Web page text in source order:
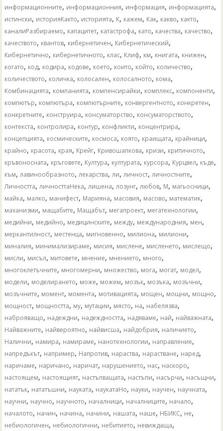
информационните, информационния, информация, информацията,
истински, историяКакто, историята, К, кажем, Как, какво, както,
каналиРазбираемо, капацитет, катастрофа, като, качества, качество,
качеството, квантов, кибернетичен, Кибернетический,
Кибернетично, кибернетичното, клас, Клиф, км, книгата, книжен,
когато, код, кодира, кодове, което, които, който, количество,
количеството, количка, колосален, колосалното, кома,
Комбинацията, компанията, компенсирайки, комплекс, компоненти,
компютър, компютъра, компютърните, конвергентното, конкретен,
конкретните, конструира, консуматорство, консуматорството,
контекста, контролира, контур, конфликти, концентрира,
концепцията, космическите, космоса, която, краищата, крайници,
крайно, красота, края, Крейг, Кривошапкова, кризи, критичното,
кръвоносната, кръговете, Култура, културата, курсора, Курцвел, къде,
към,лавинообразното,лекарства,ли,личност,личностните,
Личността,личносттаНека,лишена,лозунг,любов, М, магьосници,
майка, малко, манифест, Марияна, масовия, масово, математик,
маханизми, мащабите, Мащабът, мегапроект, мегатехнологии,
медийни, медийно, медицинските, между, международния, мен,
меркантилност, местенца, мигновенно, милиона, милиони,
миналия, минимализираме, мисия, мислене, мисленето, мислещо,
мисли, мисъл, митовете, мнение, мнението, много,
многоклетъчните, многомерни, множество, мога, могат, модел,
модели, моделирането, може, можем, мозък, мозъка, мозъчни,
мозъчните, момент, момента, мотивацията, мощен, мощни, мощно,
мощност, мощността, му, мутации, място, на, набелязва,
наброяващо, надеждни, надеждността, надяваме, най, найважната,
Найважните, найвероятно, найвисша, найдобрия, наличието,
Налични, намира, намираме, нанотехнологии, направление,
напредъкът, например, Напротив, нараства, нарастване, наред,
наричаме, наричано, наричат, нарушението, нас, наскоро,
настоящем, настоящият, настъпващата, настъпи, насърчи, насъщни,
нататък, нататъшни, науката, наукатаНо, науки, научен, научната,
научни, научно, научното, началници, началниците, начало,
началото, начин, начина, начини, нашата, наше, НБИКС, не,
небиологичен, небиологични, небитието, невиждаща,